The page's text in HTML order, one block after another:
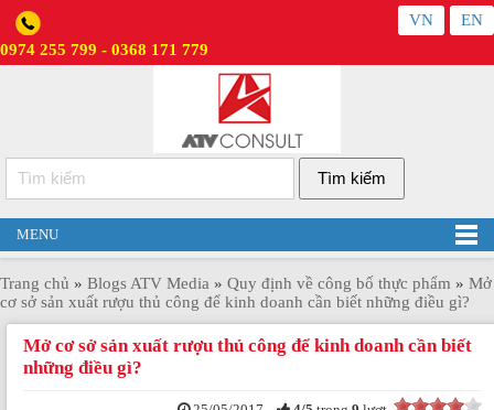
0974 255 799 - 0368 171 779
VN EN
MENU
Trang chủ » Blogs ATV Media » Quy định về công bố thực phẩm » Mở
cơ sở sản xuất rượu thủ công để kinh doanh cần biết những điều gì?
Mở cơ sở sản xuất rượu thủ công để kinh doanh cần biết
những điều gì?